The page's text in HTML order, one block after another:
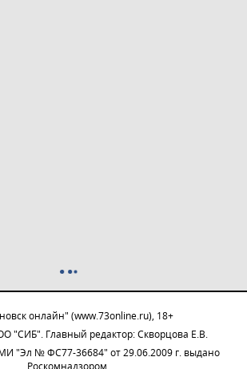
онлайн" (www.73online.ru), 18+
"СИБ". Главный редактор: Скворцова Е.В.
"Эл № ФС77-36684" от 29.06.2009 г. выдано